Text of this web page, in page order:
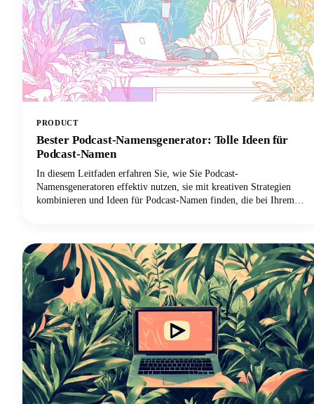
PRODUCT
Bester Podcast-Namensgenerator: Tolle Ideen für
Podcast-Namen
In diesem Leitfaden erfahren Sie, wie Sie Podcast-
Namensgeneratoren effektiv nutzen, sie mit kreativen Strategien
kombinieren und Ideen für Podcast-Namen finden, die bei Ihrem
Showtitel als auch für einzelne Episodennamen hervor.